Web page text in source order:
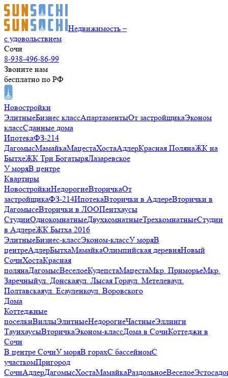
Недвижимость –
с удовольствием
Сочи
8-938-496-86-99
Звоните нам
бесплатно по РФ
Новостройки
ЭлитныеБизнес классАпартаментыОт застройщикаЭконом
классСданные дома
ИпотекаФЗ-214
ДагомысМамайкаМацестаХостаАдлерКрасная ПолянаЖК на
БытхеЖК Три БогатыряЛазаревское
У моряВ центре
Квартиры
НовостройкиНедорогиеВторичкаОт
застройщикаФЗ-214ИпотекаВторички в АдлереВторички в
ДагомысеВторички в ЛООПентхаусы
СтудииОднокомнатныеДвухкомнатныеТрехкомнатныеСтудии
в АдлереЖК Бытха 2016
ЭлитныеБизнес-классЭконом-классУ моряВ
центреАдлерБытхаМамайкаОлимпийская деревняНовый
СочиХостаКрасная
полянаДагомысВеселоеКудепстаМацестаМкр. ПриморьеМкр.
Заречныйул. Донскаяул. Лысая Гораул. Метелеваул.
Полтавскаяул. Есауленкоул. Воровского
Дома
Коттеджные
поселкиВиллыЭлитныеНедорогиеЧастныеЭллинги
ТаунхаусыВторичкаЭконом-классДома в СочиКоттеджи в
Сочи
В центре СочиУ моряВ горахС бассейномС
участкомПригород
СочиАдлерДагомысХостаМамайкаРаздольноеВеселое